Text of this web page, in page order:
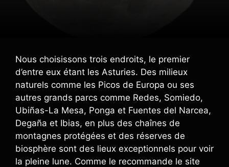
Nous choisissons trois endroits, le premier
d’entre eux étant les Asturies. Des milieux
naturels comme les Picos de Europa ou ses
autres grands parcs comme Redes, Somiedo,
Ubiñas-La Mesa, Ponga et Fuentes del Narcea,
Degaña et Ibias, en plus des chaînes de
montagnes protégées et des réserves de
biosphère sont des lieux exceptionnels pour voir
la pleine lune. Comme le recommande le site